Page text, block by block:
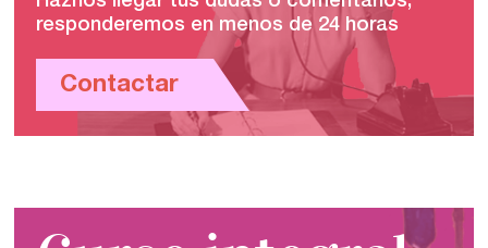
responderemos en menos de 24 horas
Contactar